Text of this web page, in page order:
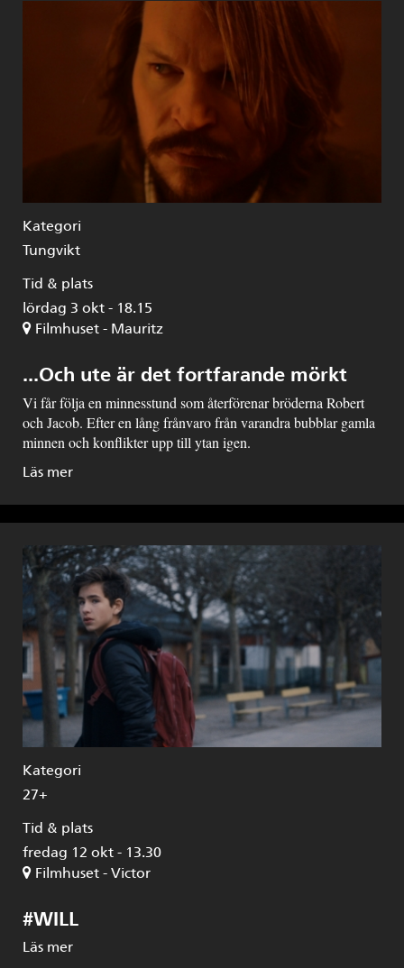
Kategori
Tungvikt
Tid & plats
lördag 3 okt - 18.15
Filmhuset - Mauritz
...Och ute är det fortfarande mörkt
Vi får följa en minnesstund som återförenar bröderna Robert
och Jacob. Efter en lång frånvaro från varandra bubblar gamla
minnen och konflikter upp till ytan igen.
Läs mer
Kategori
27+
Tid & plats
fredag 12 okt - 13.30
Filmhuset - Victor
#WILL
Läs mer